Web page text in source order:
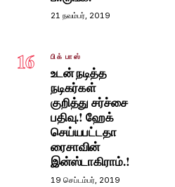
21 நவம்பர், 2019
16 பிக் பாஸ்
உடன் நடித்த
நடிகர்கள்
குறித்து சர்ச்சை
பதிவு.! ஹேக்
செய்யபட்டதா
ரைசாவின்
இன்ஸ்டாகிராம்.!
19 செப்டம்பர், 2019